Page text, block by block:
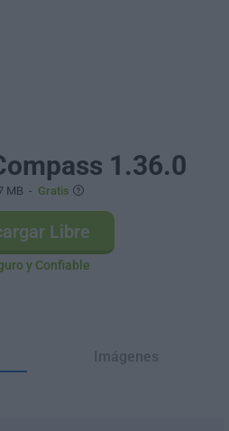
1.36.0
MB - Gratis
Libre
y Confiable
Imágenes